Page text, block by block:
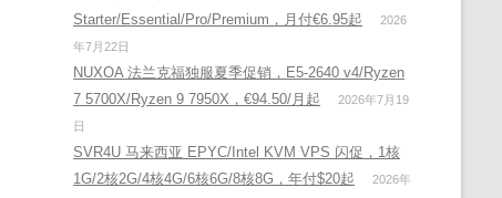
Starter/Essential/Pro/Premium，月付€6.95起
2026
年7月22日
NUXOA 法兰克福独服夏季促销，E5-2640 v4/Ryzen
7 5700X/Ryzen 9 7950X，€94.50/月起
2026年7月19
日
SVR4U 马来西亚 EPYC/Intel KVM VPS 闪促，1核
1G/2核2G/4核4G/6核6G/8核8G，年付$20起
2026年